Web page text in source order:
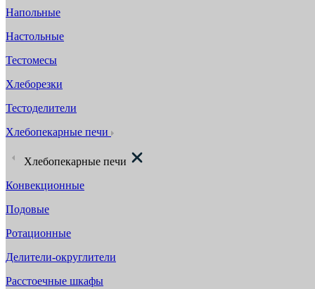
Напольные
Настольные
Тестомесы
Хлеборезки
Тестоделители
Хлебопекарные печи
Хлебопекарные печи
Конвекционные
Подовые
Ротационные
Делители-округлители
Расстоечные шкафы